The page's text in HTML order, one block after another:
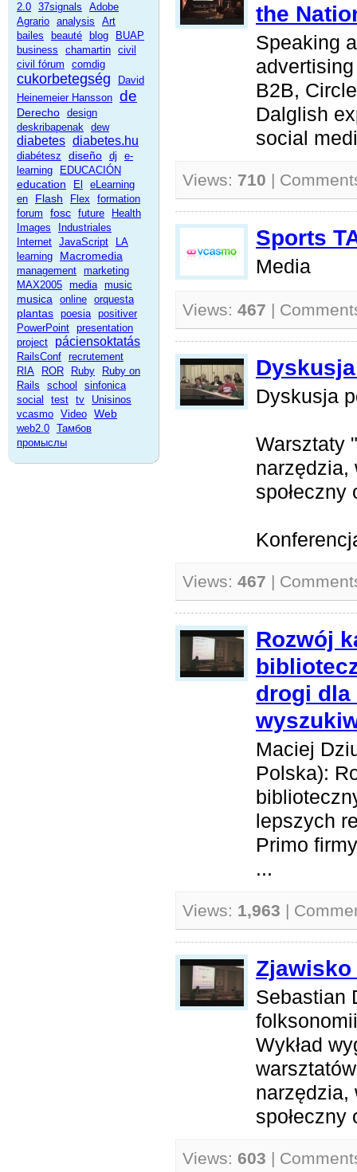
2.0 37signals
Adobe
Agrario analysis
Art
bailes
beauté blog
BUAP
business
chamartin civil
civil fórum
comdig
cukorbetegség
David
Heinemeier Hansson de
Derecho design
deskribapenak dew
diabetes diabetes.hu
diabétesz diseño dj
e-
learning
EDUCACIÓN
education El
eLearning
en
Flash Flex
formation
forum
fosc future
Health
Images
Industriales
Internet JavaScript
LA
learning
Macromedia
management marketing
MAX2005 media music
musica online orquesta
plantas poesia positiver
PowerPoint presentation
project
páciensoktatás
RailsConf recrutement
RIA
ROR Ruby
Ruby on
Rails
school
sinfonica
social
test tv
Unisinos
vcasmo Video Web
web2.0 Тамбов
промыслы
the
Speaking
B2B,
Dalglish
social
Views: 710 |
Sports
Media
Views: 467 |
Dyskusja
Warsztaty
narzędzia,
społeczny
Views: 467 |
Rozwój
drogi dla
Maciej
Polska):
lepszych
Primo
...
Views: 1,963 |
Sebastian
Wykład
narzędzia,
społeczny
Views: 603 |